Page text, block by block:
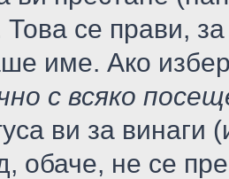
се прави,
име. Ако
с всяко
ви за винаги
обаче, не се